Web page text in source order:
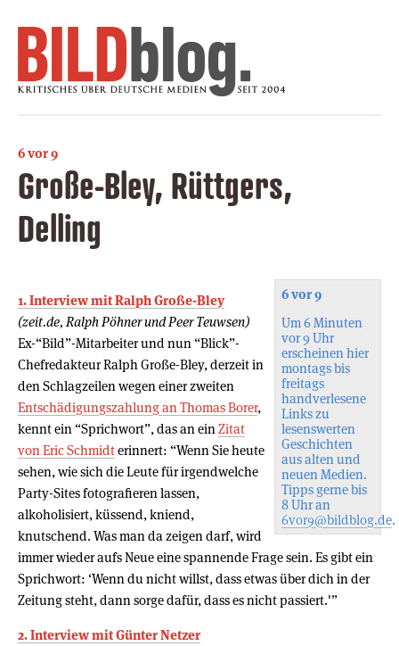
6 vor 9
Große-Bley, Rüttgers,
Delling
6 vor 9
Um 6 Minuten
vor 9 Uhr
erscheinen hier
montags bis
freitags
handverlesene
Links zu
lesenswerten
Geschichten
aus alten und
neuen Medien.
Tipps gerne bis
8 Uhr an
6vor9@bildblog.de.
1. Interview mit Ralph Große-Bley
(zeit.de, Ralph Pöhner und Peer Teuwsen)
Ex-“Bild”-Mitarbeiter und nun “Blick”-
Chefredakteur Ralph Große-Bley, derzeit in
den Schlagzeilen wegen einer zweiten
Entschädigungszahlung an Thomas Borer,
kennt ein “Sprichwort”, das an ein Zitat
von Eric Schmidterinnert: “Wenn Sie heute
sehen, wie sich die Leute für irgendwelche
Party-Sites fotografieren lassen,
alkoholisiert, küssend, kniend,
knutschend. Was man da zeigen darf, wird
immer wieder aufs Neue eine spannende Frage sein. Es gibt ein
Sprichwort: ‘Wenn du nicht willst, dass etwas über dich in der
Zeitung steht, dann sorge dafür, dass es nicht passiert.'”
2. Interview mit Günter Netzer